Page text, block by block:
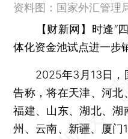
资料图：国家外汇管理
【财新网】 时逢“
体化资金池试点进一步
2025年3月13日，
告称，将在天津、河北
福建、山东、湖北、
州、云南、新疆、厦门